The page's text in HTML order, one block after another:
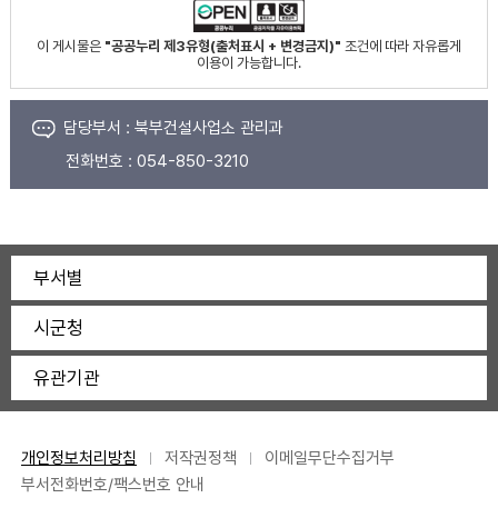
이 게시물은 "공공누리 제3유형(출처표시 + 변경금지)" 조건에 따라 자유롭게
이용이 가능합니다.
담당부서 : 북부건설사업소 관리과
전화번호 : 054-850-3210
부서별
시군청
유관기관
개인정보처리방침 저작권정책
이메일무단수집거부
부서전화번호/팩스번호 안내